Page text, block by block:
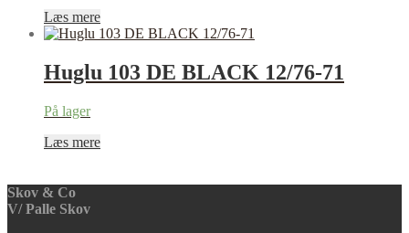
Læs mere
Huglu 103 DE BLACK 12/76-71
På lager
Læs mere
Skov & Co
V/ Palle Skov